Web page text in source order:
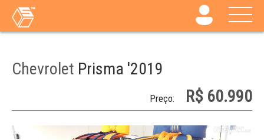
Chevrolet Prisma '2019
Preço: R$ 60.990